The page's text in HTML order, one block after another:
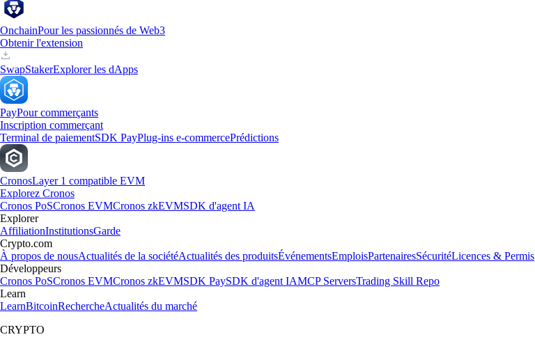
OnchainPour les passionnés de Web3
Obtenir l'extension
SwapStakerExplorer les dApps
PayPour commerçants
Inscription commerçant
Terminal de paiementSDK PayPlug-ins e-commercePrédictions
CronosLayer 1 compatible EVM
Explorez Cronos
Cronos PoSCronos EVMCronos zkEVMSDK d'agent IA
Explorer
AffiliationInstitutionsGarde
Crypto.com
À propos de nousActualités de la sociétéActualités des produitsÉvénementsEmploisPartenairesSécuritéLicences & Permis
Développeurs
Cronos PoSCronos EVMCronos zkEVMSDK PaySDK d'agent IAMCP ServersTrading Skill Repo
Learn
LearnBitcoinRechercheActualités du marché
CRYPTO